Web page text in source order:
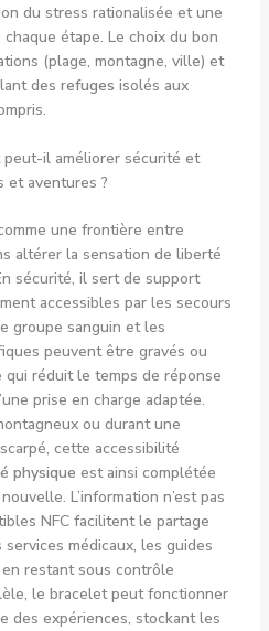
du stress rationalisée et une
étape. Le choix du bon
(plage, montagne, ville) et
des refuges isolés aux
il améliorer sécurité et
et aventures ?
une frontière entre
altérer la sensation de liberté
sécurité, il sert de support
accessibles par les secours
groupe sanguin et les
peuvent être gravés ou
qui réduit le temps de réponse
prise en charge adaptée.
ou durant une
cette accessibilité
physique est ainsi complétée
L’information n’est pas
NFC facilitent le partage
médicaux, les guides
restant sous contrôle
le bracelet peut fonctionner
des expériences, stockant les